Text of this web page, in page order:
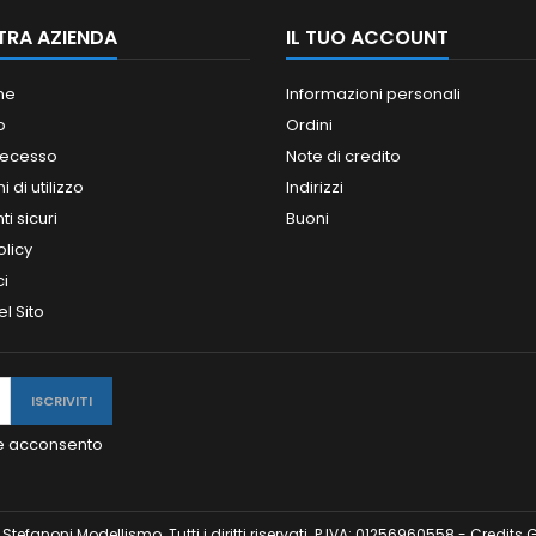
AZIENDA
di utilizzo
sicuri
Sito
IL TUO ACCOUNT
Informazioni personali
Ordini
Note di credito
Indirizzi
Buoni
acconsento